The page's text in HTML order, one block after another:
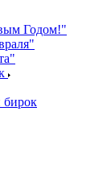
Годом!"
бирок